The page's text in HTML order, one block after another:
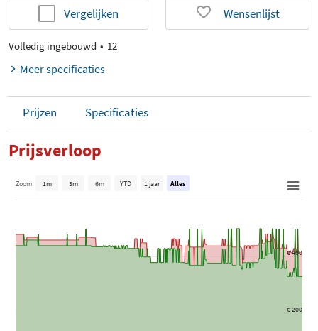
Vergelijken Wensenlijst
Volledig ingebouwd 12
Meer specificaties
Prijzen Specificaties
Prijsverloop
€ 200
€ 400
Zoom 1m 3m 6m YTD 1 jaar Alles